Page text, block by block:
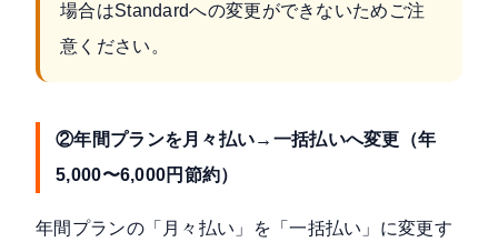
場合はStandardへの変更ができないためご注
意ください。
②年間プランを月々払い→一括払いへ変更（年
5,000〜6,000円節約）
年間プランの「月々払い」を「一括払い」に変更す